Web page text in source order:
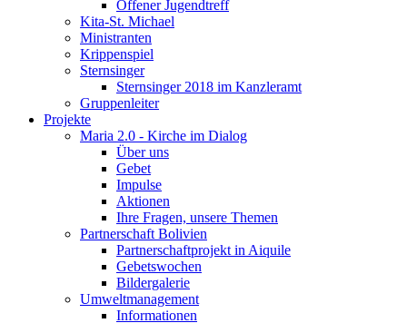
Offener Jugendtreff
Kita-St. Michael
Ministranten
Krippenspiel
Sternsinger
Sternsinger 2018 im Kanzleramt
Gruppenleiter
Projekte
Maria 2.0 - Kirche im Dialog
Über uns
Gebet
Impulse
Aktionen
Ihre Fragen, unsere Themen
Partnerschaft Bolivien
Partnerschaftprojekt in Aiquile
Gebetswochen
Bildergalerie
Umweltmanagement
Informationen